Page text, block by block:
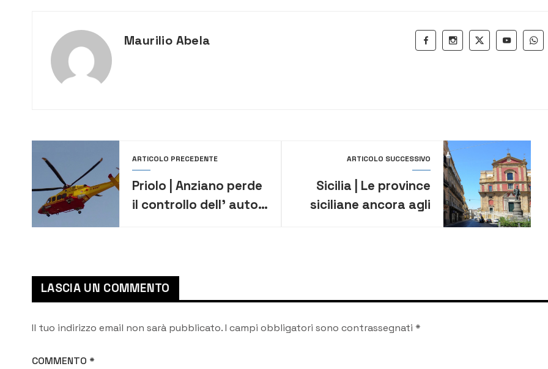
Maurilio Abela
ARTICOLO PRECEDENTE
Priolo | Anziano perde
il controllo dell’ auto e
ARTICOLO SUCCESSIVO
Sicilia | Le province
siciliane ancora agli
LASCIA UN COMMENTO
Il tuo indirizzo email non sarà pubblicato.I campi obbligatori sono contrassegnati *
COMMENTO *